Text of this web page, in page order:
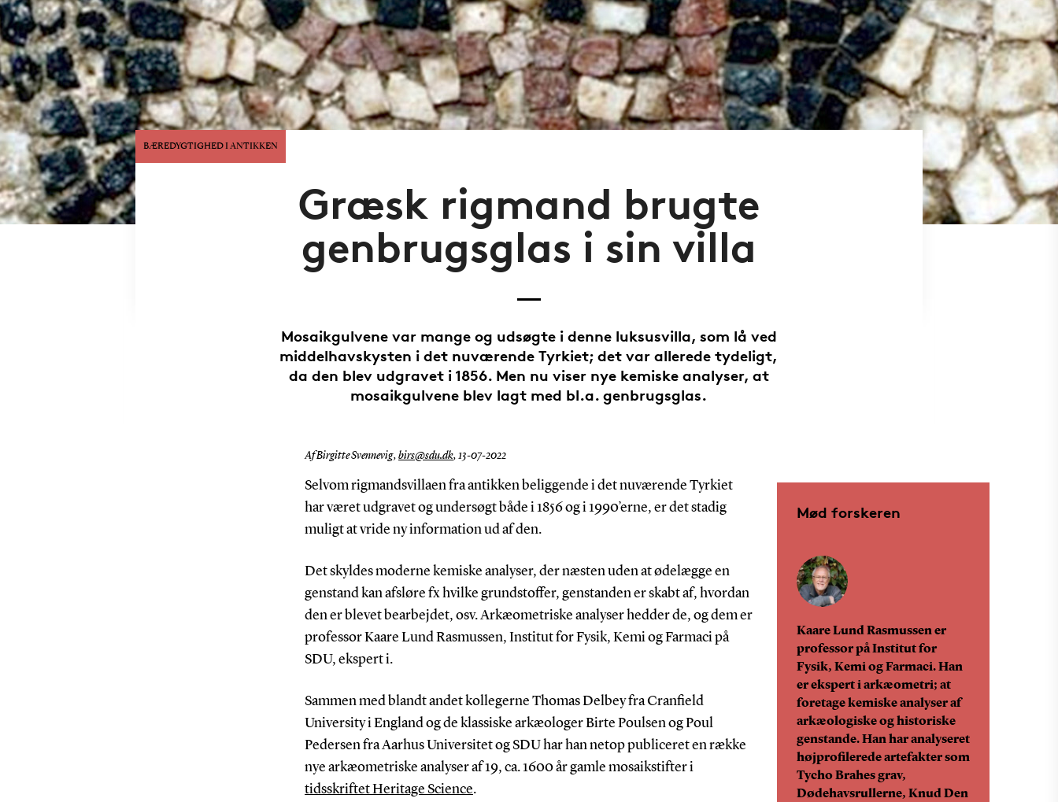
BÆREDYGTIGHED I ANTIKKEN
Græsk rigmand brugte
genbrugsglas i sin villa
Mosaikgulvene var mange og udsøgte i denne luksusvilla, som lå ved
middelhavskysten i det nuværende Tyrkiet; det var allerede tydeligt,
da den blev udgravet i 1856. Men nu viser nye kemiske analyser, at
mosaikgulvene blev lagt med bl.a. genbrugsglas.
Af Birgitte Svennevig, birs@sdu.dk, 13-07-2022
Selvom rigmandsvillaen fra antikken beliggende i det nuværende Tyrkiet
har været udgravet og undersøgt både i 1856 og i 1990’erne, er det stadig
muligt at vride ny information ud af den.
Det skyldes moderne kemiske analyser, der næsten uden at ødelægge en
genstand kan afsløre fx hvilke grundstoffer, genstanden er skabt af, hvordan
den er blevet bearbejdet, osv. Arkæometriske analyser hedder de, og dem er
professor Kaare Lund Rasmussen, Institut for Fysik, Kemi og Farmaci på
SDU, ekspert i.
Sammen med blandt andet kollegerne Thomas Delbey fra Cranfield
University i England og de klassiske arkæologer Birte Poulsen og Poul
Pedersen fra Aarhus Universitet og SDU har han netop publiceret en række
nye arkæometriske analyser af 19, ca. 1600 år gamle mosaikstifter i
tidsskriftet Heritage Science.
Mød forskeren
Kaare Lund Rasmussen er
professor på Institut for
Fysik, Kemi og Farmaci. Han
er ekspert i arkæometri; at
foretage kemiske analyser af
arkæologiske og historiske
genstande. Han har analyseret
højprofilerede artefakter som
Tycho Brahes grav,
Dødehavsrullerne, Knud Den